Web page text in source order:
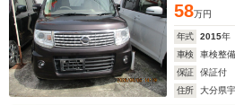
58万円
年式 2015年
車検
車検整
保証
保証付
住所
大分県